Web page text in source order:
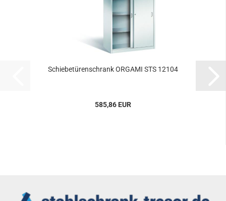
Schie­be­tü­ren­schrank OR­GA­MI STS 12104
585,86 EUR